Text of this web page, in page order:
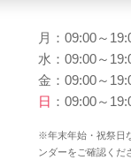
月：09:00～
水：09:00～
金：09:00～
日 ：09:00～
※年末年始・祝祭日
ンダーをご確認くだ